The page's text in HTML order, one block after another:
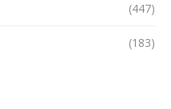
(447)
(183)